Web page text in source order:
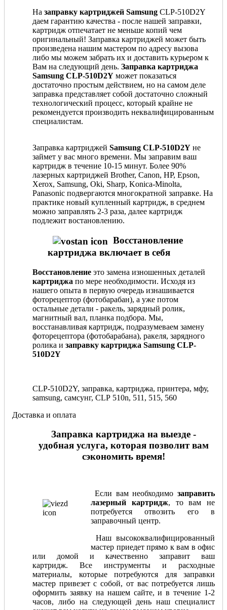
На заправку картриджей Samsung CLP-510D2Y
даем гарантию качества - после нашей заправки,
картридж отпечатает не меньше копий чем
оригинальный! Заправка картриджей может быть
произведена нашим мастером по адресу вызова
либо мы можем забрать их и доставить курьером к
Вам на следующий день. Заправка картриджа
Samsung CLP-510D2Y может показаться
достаточно простым действием, но на самом деле
заправка представляет собой достаточно сложный
технологический процесс, который крайне не
рекомендуется производить неквалифицированным
специалистам.
Заправка картриджей Samsung CLP-510D2Y не
займет у вас много времени. Мы заправим ваш
картридж в течение 10-15 минут. Более 90%
лазерных картриджей Brother, Canon, HP, Epson,
Xerox, Samsung, Oki, Sharp, Konica-Minolta,
Panasonic подвергаются многократной заправке. На
практике новый купленный картридж, в среднем
можно заправлять 2-3 раза, далее картридж
подлежит востановлению.
Восстановление
картриджа включает в себя
Восстановление это замена изношенных деталей
картриджа по мере необходимости. Исходя из
нашего опыта в первую очередь изнашивается
фоторецептор (фотобарабан), а уже потом
остальные детали - ракель, зарядный ролик,
магнитный вал, планка подбора. Мы,
восстанавливая картридж, подразумеваем замену
фоторецептора (фотобарабана), ракеля, зарядного
ролика и заправку картриджа Samsung CLP-
510D2Y
CLP-510D2Y, заправка, картриджа, принтера, мфу,
samsung, самсунг, CLP 510n, 511, 515, 560
Доставка и оплата
Заправка картриджа на выезде -
удобная услуга, которая позволит вам
сэкономить время!
Если вам необходимо заправить
лазерный картридж, то вам не
потребуется отвозить его в
заправочный центр.
Наш высококвалифицированный
мастер приедет прямо к вам в офис
или домой и качественно заправит ваш
картридж. Все инструменты и расходные
материалы, которые потребуются для заправки
мастер привезет с собой, от вас потребуется лишь
оформить заявку на нашем сайте, и в течение 1-2
часов, либо на следующей день наш специалист